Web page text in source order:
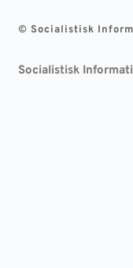
© Socialistisk
Socialistisk